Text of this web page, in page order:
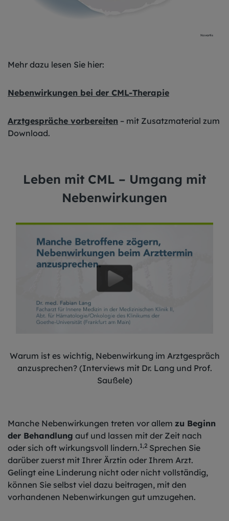
Novartis
Mehr dazu lesen Sie hier:
Nebenwirkungen bei der CML-Therapie
Arztgespräche vorbereiten – mit Zusatzmaterial zum
Download.
Leben mit CML – Umgang mit
Nebenwirkungen
Warum ist es wichtig, Nebenwirkung im Arztgespräch
anzusprechen? (Interviews mit Dr. Lang und Prof.
Saußele)
Manche Nebenwirkungen treten vor allem zu Beginn
der Behandlung auf und lassen mit der Zeit nach
oder sich oft wirkungsvoll lindern.1,2 Sprechen Sie
darüber zuerst mit Ihrer Ärztin oder Ihrem Arzt.
Gelingt eine Linderung nicht oder nicht vollständig,
können Sie selbst viel dazu beitragen, mit den
vorhandenen Nebenwirkungen gut umzugehen.